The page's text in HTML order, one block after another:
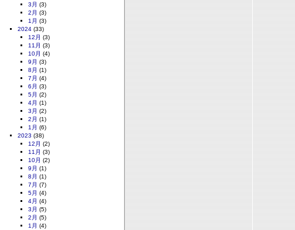
3月 (3)
2月 (3)
1月 (3)
2024 (33)
12月 (3)
11月 (3)
10月 (4)
9月 (3)
8月 (1)
7月 (4)
6月 (3)
5月 (2)
4月 (1)
3月 (2)
2月 (1)
1月 (6)
2023 (38)
12月 (2)
11月 (3)
10月 (2)
9月 (1)
8月 (1)
7月 (7)
5月 (4)
4月 (4)
3月 (5)
2月 (5)
1月 (4)